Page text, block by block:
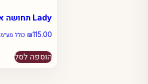
Lady תחושה אמיתי
₪115.00 כולל מע״מ
הוספה לסל